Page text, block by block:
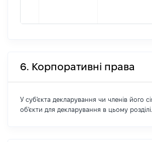
6. Корпоративні права
У суб'єкта декларування чи членів його
об'єкти для декларування в цьому розділі.